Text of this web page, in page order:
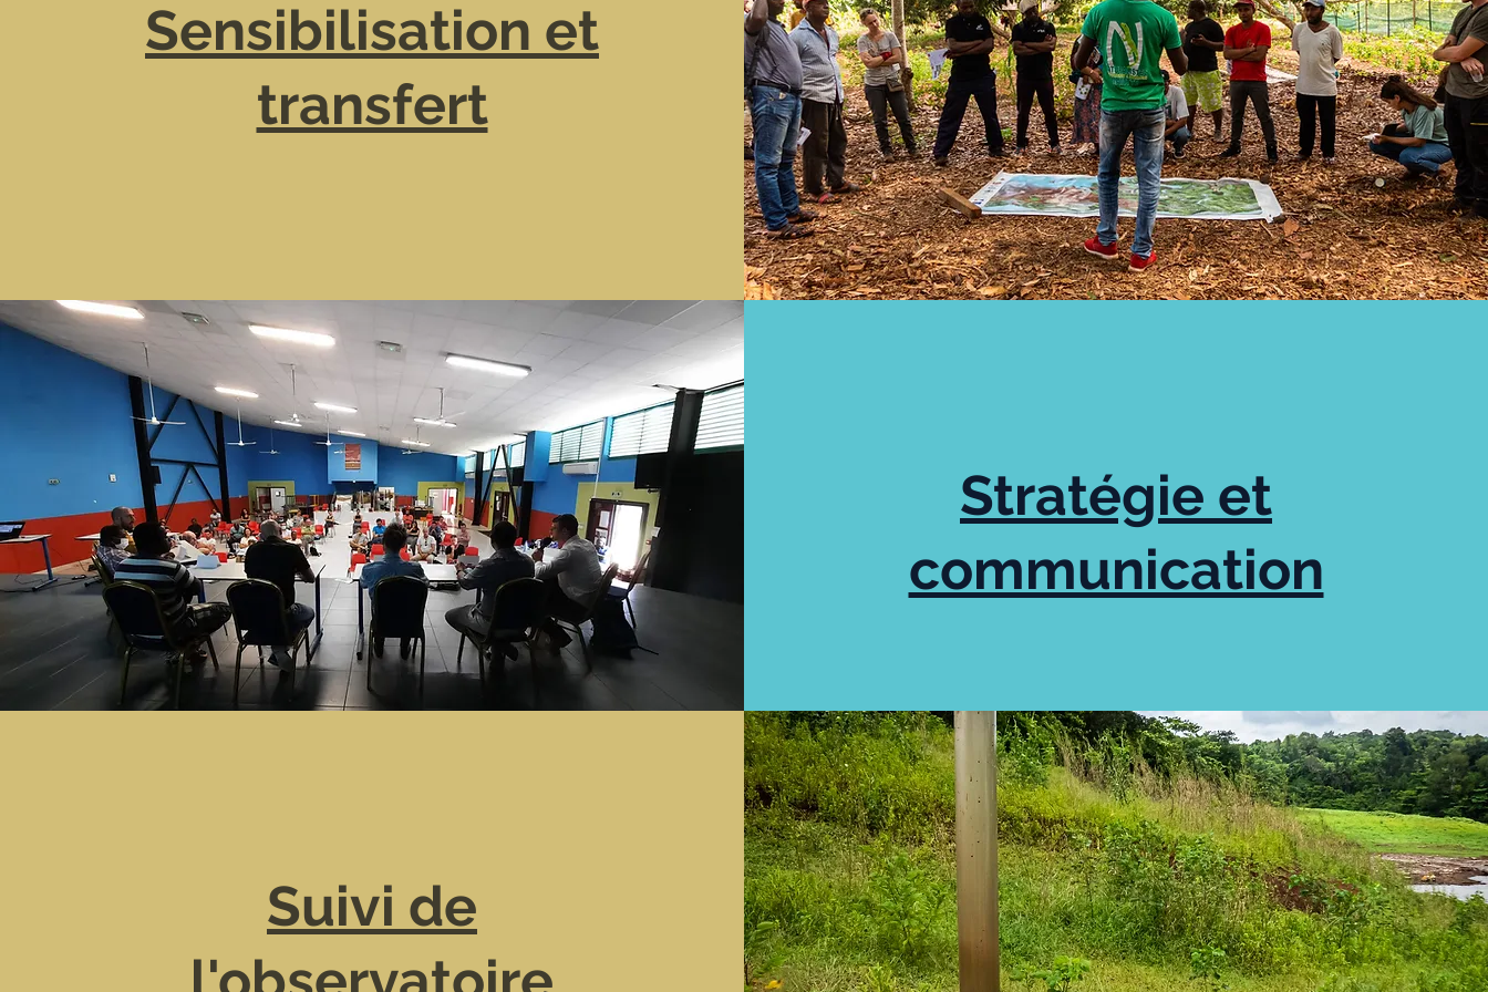
Sensibilisation et
transfert
Stratégie et
communication
Suivi de